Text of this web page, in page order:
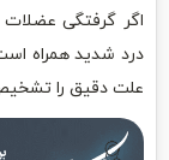
اگر گرفتگی
درد شدید همراه
علت دقیق را